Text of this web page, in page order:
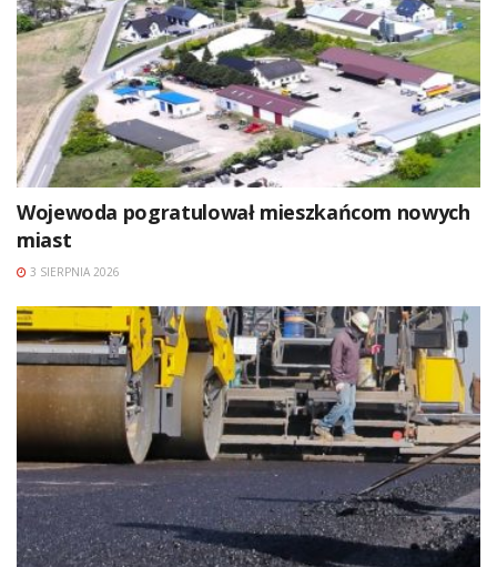
Wojewoda pogratulował mieszkańcom nowych
miast
3 SIERPNIA 2026